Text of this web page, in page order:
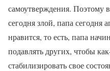
самоутверждения. Поэтому
сегодня злой, папа сегодня
нравится, то есть, папа
подавлять других, чтобы
стабилизировать свое